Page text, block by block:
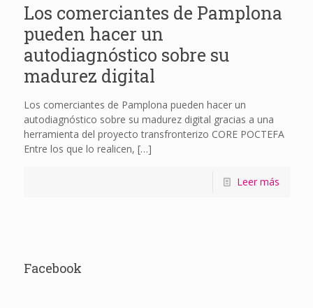
Los comerciantes de Pamplona
pueden hacer un
autodiagnóstico sobre su
madurez digital
Los comerciantes de Pamplona pueden hacer un
autodiagnóstico sobre su madurez digital gracias a una
herramienta del proyecto transfronterizo CORE POCTEFA
Entre los que lo realicen, […]
Leer más
Facebook